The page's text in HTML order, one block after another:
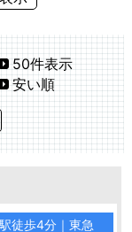
50件表示
安い順
徒歩4分｜東急